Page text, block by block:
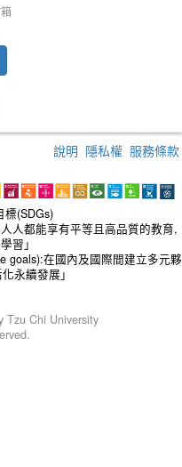
說明 隱私權 服務條款
標(SDGs)
人都能享有平等且高品質的教育,
習」
goals):在國內及國際間建立多元夥
永續發展」
Tzu Chi University